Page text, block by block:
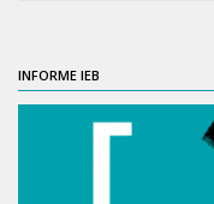
INFORME IEB